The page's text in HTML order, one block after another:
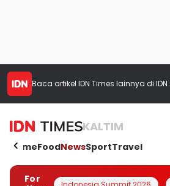
Baca artikel IDN Times lainnya di IDN
KALTIM
HomeFoodNewsSportTravel
For